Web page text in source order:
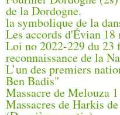
de la Dordogne.
la symbolique de la
Les accords d'Évian 18
Loi no 2022-229 du 23
reconnaissance de la
L’un des premiers
Ben Badis"
Massacre de Melouza
Massacres de Harkis